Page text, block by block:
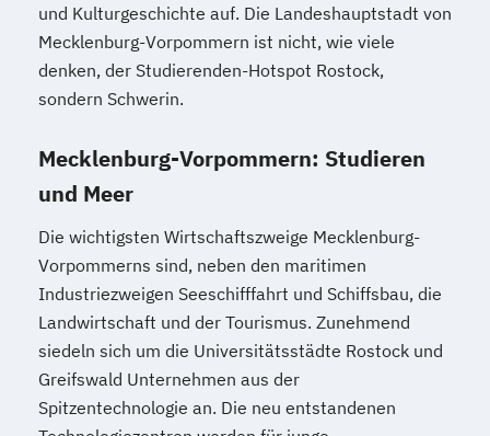
und Kulturgeschichte auf. Die Landeshauptstadt von
Mecklenburg-Vorpommern ist nicht, wie viele
denken, der Studierenden-Hotspot Rostock,
sondern Schwerin.
Mecklenburg-Vorpommern: Studieren
und Meer
Die wichtigsten Wirtschaftszweige Mecklenburg-
Vorpommerns sind, neben den maritimen
Industriezweigen Seeschifffahrt und Schiffsbau, die
Landwirtschaft und der Tourismus. Zunehmend
siedeln sich um die Universitätsstädte Rostock und
Greifswald Unternehmen aus der
Spitzentechnologie an. Die neu entstandenen